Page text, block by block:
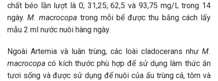
chất béo lần lượt là 0; 31,25; 62,5 và 93,75 mg/L trong 14
ngày.M. macrocopa trong mỗi bể được thu bằng cách lấy
mẫu 2 ml nước nuôi hàng ngày.
Ngoài Artemia và luân trùng, các loài cladocerans như M.
macrocopa có kích thước phù hợp để sử dụng làm thức ăn
tươi sống và được sử dụng để nuôi của ấu trùng cá, tôm và